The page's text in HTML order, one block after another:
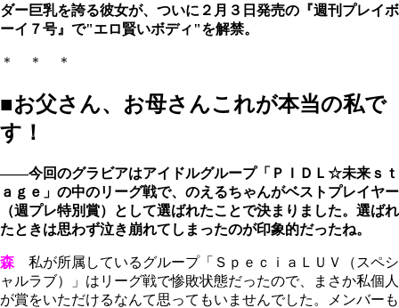
ダー巨乳を誇る彼女が、ついに２月３日発売の『週刊プレイボ
ーイ７号』で"エロ賢いボディ"を解禁。
＊ ＊ ＊
■お父さん、お母さんこれが本当の私で
す！
――今回のグラビアはアイドルグループ「ＰＩＤＬ☆未来ｓｔ
ａｇｅ」の中のリーグ戦で、のえるちゃんがベストプレイヤー
（週プレ特別賞）として選ばれたことで決まりました。選ばれ
たときは思わず泣き崩れてしまったのが印象的だったね。
森 私が所属しているグループ「ＳｐｅｃｉａＬＵＶ（スペシ
ャルラブ）」はリーグ戦で惨敗状態だったので、まさか私個人
が賞をいただけるなんて思ってもいませんでした。メンバーも